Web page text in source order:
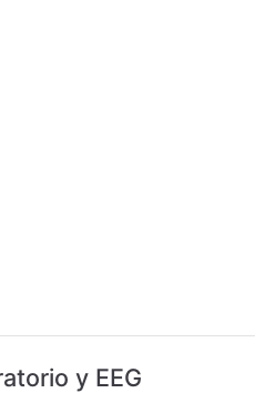
y EEG